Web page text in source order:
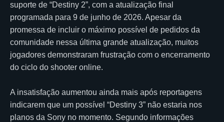
suporte de “Destiny 2”, com a atualização final
programada para 9 de junho de 2026. Apesar da
promessa de incluir o máximo possível de pedidos da
comunidade nessa última grande atualização, muitos
jogadores demonstraram frustração com o encerramento
do ciclo do shooter online.
A insatisfação aumentou ainda mais após reportagens
indicarem que um possível “Destiny 3” não estaria nos
planos da Sony no momento. Segundo informações